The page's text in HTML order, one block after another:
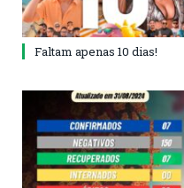
Faltam apenas 10 dias!